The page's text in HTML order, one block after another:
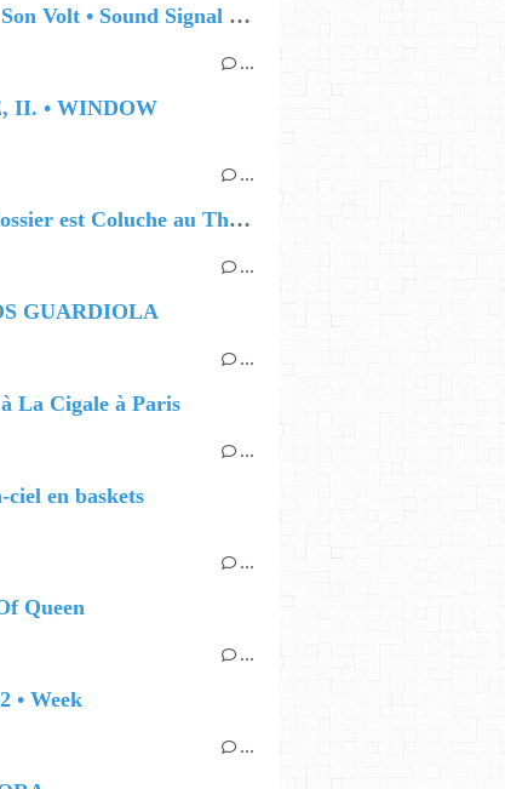
🔵 Album : Son Volt • Sound Signal Serenades
…
II. • WINDOW
…
🎭 Julien Rossier est Coluche au Théâtre du Gymnase
…
GUARDIOLA
…
La Cigale à Paris
…
ciel en baskets
…
Queen
…
• Week
…